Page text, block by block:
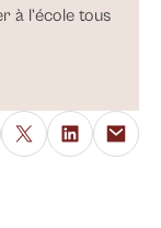
à l’école tous